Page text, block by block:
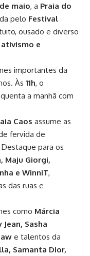
de maio, a Praia do
pelo Festival
ousado e diverso
ativismo e
importantes da
Às 11h, o
a manhã com
Caos assume as
fervida de
Destaque para os
Maju Giorgi,
e WinniT,
das ruas e
como Márcia
Sasha
e talentos da
Samanta Dior,